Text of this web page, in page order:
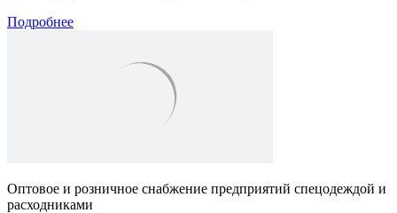
Подробнее
Оптовое и розничное снабжение предприятий спецодеждой и
расходниками